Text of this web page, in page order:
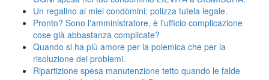
Un regalino ai miei condòmini: polizza tutela legale.
Pronto? Sono l'amministratore, è l'ufficio complicazione
cose già abbastanza complicate?
Quando si ha più amore per la polemica che per la
risoluzione dei problemi.
Ripartizione spesa manutenzione tetto quando le falde